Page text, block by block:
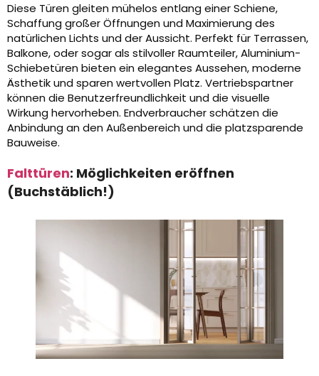
Diese Türen gleiten mühelos entlang einer Schiene,
Schaffung großer Öffnungen und Maximierung des
natürlichen Lichts und der Aussicht. Perfekt für Terrassen,
Balkone, oder sogar als stilvoller Raumteiler, Aluminium-
Schiebetüren bieten ein elegantes Aussehen, moderne
Ästhetik und sparen wertvollen Platz. Vertriebspartner
können die Benutzerfreundlichkeit und die visuelle
Wirkung hervorheben. Endverbraucher schätzen die
Anbindung an den Außenbereich und die platzsparende
Bauweise.
Falttüren: Möglichkeiten eröffnen
(Buchstäblich!)